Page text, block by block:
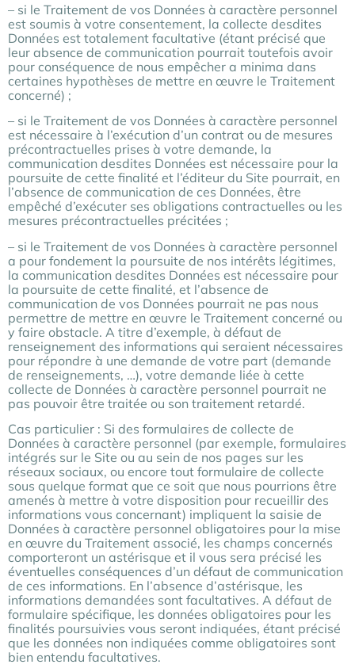
– si le Traitement de vos Données à caractère personnel
est soumis à votre consentement, la collecte desdites
Données est totalement facultative (étant précisé que
leur absence de communication pourrait toutefois avoir
pour conséquence de nous empêcher a minima dans
certaines hypothèses de mettre en œuvre le Traitement
concerné) ;
– si le Traitement de vos Données à caractère personnel
est nécessaire à l’exécution d’un contrat ou de mesures
précontractuelles prises à votre demande, la
communication desdites Données est nécessaire pour la
poursuite de cette finalité et l’éditeur du Site pourrait, en
l’absence de communication de ces Données, être
empêché d’exécuter ses obligations contractuelles ou les
mesures précontractuelles précitées ;
– si le Traitement de vos Données à caractère personnel
a pour fondement la poursuite de nos intérêts légitimes,
la communication desdites Données est nécessaire pour
la poursuite de cette finalité, et l’absence de
communication de vos Données pourrait ne pas nous
permettre de mettre en œuvre le Traitement concerné ou
y faire obstacle. A titre d’exemple, à défaut de
renseignement des informations qui seraient nécessaires
pour répondre à une demande de votre part (demande
de renseignements, …), votre demande liée à cette
collecte de Données à caractère personnel pourrait ne
pas pouvoir être traitée ou son traitement retardé.
Cas particulier : Si des formulaires de collecte de
Données à caractère personnel (par exemple, formulaires
intégrés sur le Site ou au sein de nos pages sur les
réseaux sociaux, ou encore tout formulaire de collecte
sous quelque format que ce soit que nous pourrions être
amenés à mettre à votre disposition pour recueillir des
informations vous concernant) impliquent la saisie de
Données à caractère personnel obligatoires pour la mise
en œuvre du Traitement associé, les champs concernés
comporteront un astérisque et il vous sera précisé les
éventuelles conséquences d’un défaut de communication
de ces informations. En l’absence d’astérisque, les
informations demandées sont facultatives. A défaut de
formulaire spécifique, les données obligatoires pour les
finalités poursuivies vous seront indiquées, étant précisé
que les données non indiquées comme obligatoires sont
bien entendu facultatives.